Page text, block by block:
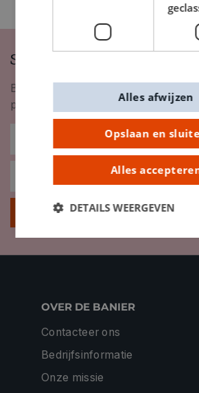
Schrijf je in op onze
Blijf op de hoogte van
promoties en meer!
Inschrijven
OVER DE BANIER
Contacteer ons
Bedrijfsinformatie
Onze missie
Opslaan en
Alles
Alles afwijzen
DETAILS WEERGEVEN